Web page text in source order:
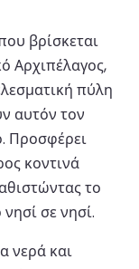
βρίσκεται
Αρχιπέλαγος,
πύλη
αυτόν τον
Προσφέρει
κοντινά
το
σε νησί.
νερά και